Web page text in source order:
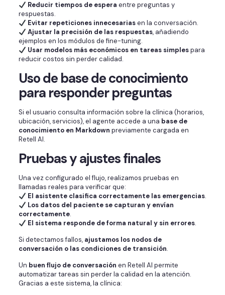
Reducir tiempos de espera entre preguntas y
respuestas.
Evitar repeticiones innecesariasen la conversación.
Ajustar la precisión de las respuestas, añadiendo
ejemplos en los módulos de fine-tuning.
Usar modelos más económicos en tareas simplespara
reducir costos sin perder calidad.
Uso de base de conocimiento
para responder preguntas
Si el usuario consulta información sobre la clínica (horarios,
ubicación, servicios), el agente accede a una base de
conocimiento en Markdown previamente cargada en
Retell AI.
Pruebas y ajustes finales
Una vez configurado el flujo, realizamos pruebas en
llamadas reales para verificar que:
El asistente clasifica correctamente las emergencias.
Los datos del paciente se capturan y envían
correctamente.
El sistema responde de forma natural y sin errores.
Si detectamos fallos, ajustamos los nodos de
conversación o las condiciones de transición.
Un buen flujo de conversación en Retell AI permite
automatizar tareas sin perder la calidad en la atención.
Gracias a este sistema, la clínica: